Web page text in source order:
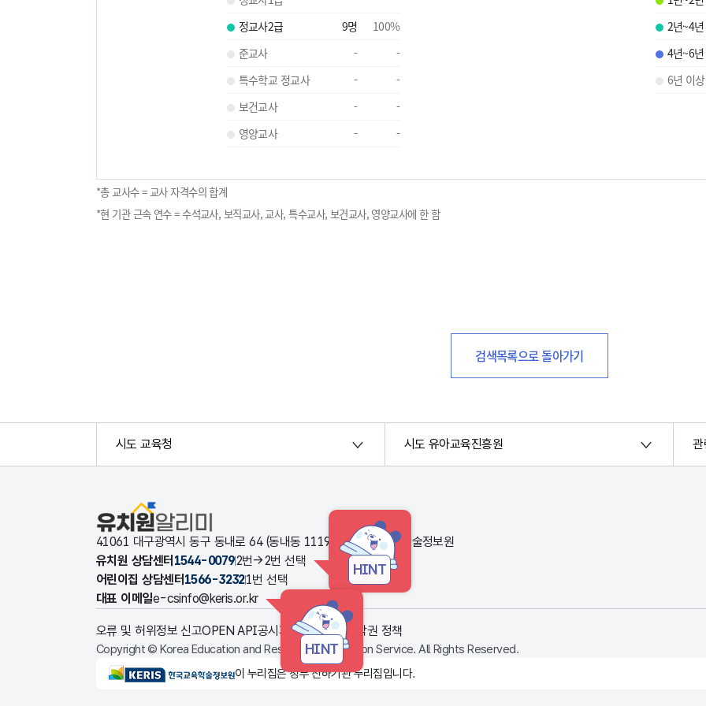
정교사2급
9명 100%
준교사
-
-
특수학교 정교사
-
-
보건교사
-
-
영양교사
- -
2년~4
4년~6
6년 이상
*총 교사수 = 교사 자격수의 합계
*현 기관 근속 연수 = 수석교사, 보직교사, 교사, 특수교사, 보건교사, 영양교사에 한 함
검색목록으로 돌아가기
시도 교육청 시도 유아교육진흥원
유치원알리미
41061 대구광역시 동구 동내로 64 (동내동 1119번지) 한국교육학술정보원
유치원 상담센터 1544-00792번→2번 선택
HINT
어린이집 상담센터 1566-32321번 선택
대표 이메일e-csinfo@keris.or.kr
HINT
오류 및 허위정보 신고OPEN API공시자료 다운로드저작권 정책
Copyright © Korea Education and Research Information Service. All Rights Reserved.
KERIS한국교육학술정보원이 누리집은 정부 산하기관 누리집입니다.